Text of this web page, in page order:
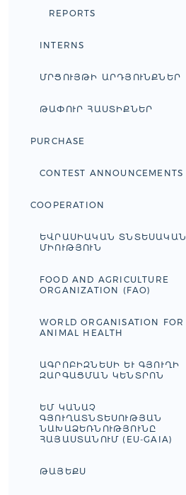
REPORTS
INTERNS
ՄՐՑՈՒՅԹԻ ԱՐԴՅՈՒՆՔՆԵՐ
ԹԱՓՈՒՐ ՀԱՍՏԻՔՆԵՐ
PURCHASE
CONTEST ANNOUNCEMENTS
COOPERATION
ԵՎՐԱՍԻԱԿԱՆ ՏՆՏԵՍԱԿԱՆ
ՄԻՈՒԹՅՈՒՆ
FOOD AND AGRICULTURE
ORGANIZATION (FAO)
WORLD ORGANISATION FOR
ANIMAL HEALTH
ԱԳՐՈԲԻԶՆԵՍԻ ԵՒ ԳՅՈՒՂԻ Զ
ԱՐԳԱՑՄԱՆ ԿԵՆՏՐՈՆ
ԵՄ ԿԱՆԱՉ
ԳՅՈՒՂԱՏՆՏԵՍՈՒԹՅԱՆ
ՆԱԽԱՁԵՌՆՈՒԹՅՈՒՆԸ
ՀԱՅԱՍՏԱՆՈՒՄ (EU-GAIA)
ԹԱՅԵՔՍ